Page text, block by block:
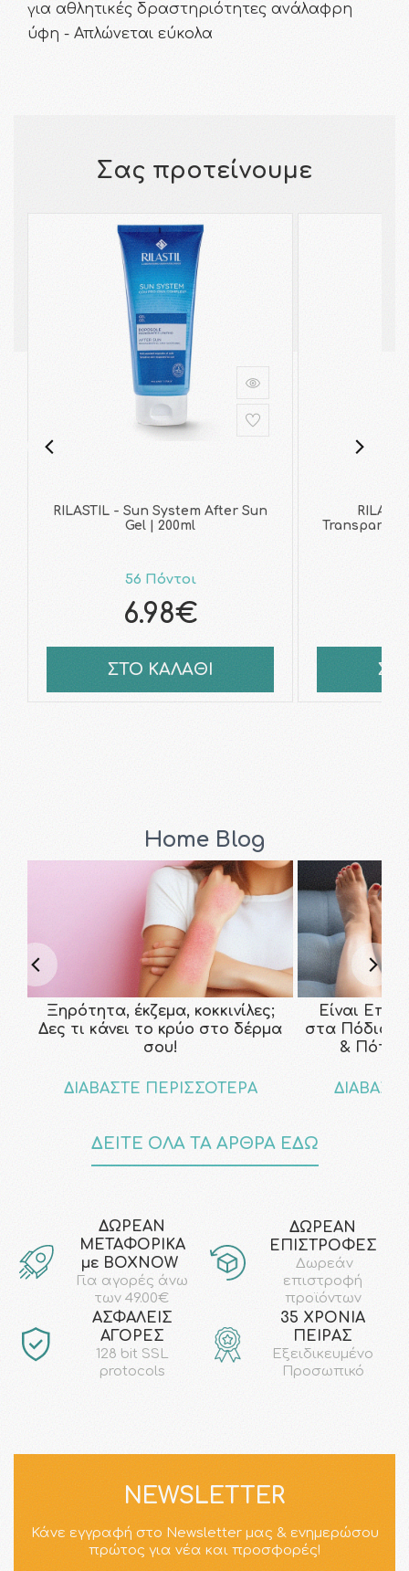
για αθλητικές δραστηριότητες ανάλαφρη
ύφη - Απλώνεται εύκολα
Σας προτείνουμε
RILASTIL - Sun System After Sun
Gel | 200ml
56 Πόντοι
6.98€
ΣΤΟ ΚΑΛΑΘΙ
Transparent
Home Blog
Ξηρότητα, έκζεμα, κοκκινίλες;
Δες τι κάνει το κρύο στο δέρμα
σου!
ΔΙΑΒΑΣΤΕ ΠΕΡΙΣΣΟΤΕΡΑ
Είναι
στα Πόδια;
& Πότε
ΔΕΙΤΕ ΟΛΑ ΤΑ ΑΡΘΡΑ ΕΔΩ
ΔΩΡΕΑΝ
ΜΕΤΑΦΟΡΙΚΑ
με ΒΟΧΝΟW
Για αγορές άνω
των 49.00€
ΔΩΡΕΑΝ
ΕΠΙΣΤΡΟΦΕΣ
Δωρεάν
επιστροφή
προϊόντων
AΣΦΑΛΕΙΣ
ΑΓΟΡΕΣ
128 bit SSL
protocols
35 ΧΡΟΝΙΑ
ΠΕΙΡΑΣ
Εξειδικευμένο
Προσωπικό
NEWSLETTER
Κάνε εγγραφή στο Newsletter μας & ενημερώσου
πρώτος για νέα και προσφορές!